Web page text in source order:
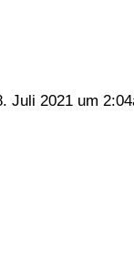
Juli 2021 um